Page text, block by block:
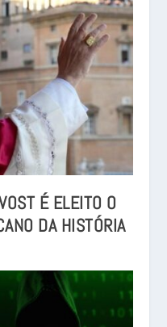
É ELEITO O
DA HISTÓRIA